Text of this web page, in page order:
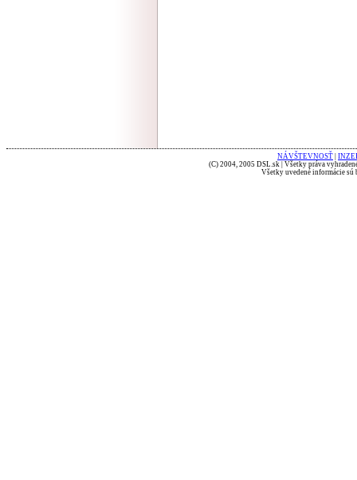
NÁVŠTEVNOSŤ
(C) 2004, 2005 DSL.sk | Všetky práva
Všetky uvedené informácie sú